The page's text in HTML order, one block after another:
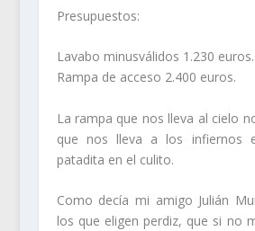
Presupuestos:
Lavabo minusválidos 1.230 euros.
Rampa de acceso 2.400 euros.
La rampa que nos lleva al cielo
que nos lleva a los infiernos
patadita en el culito.
Como decía mi amigo Julián
los que eligen perdiz, que si no